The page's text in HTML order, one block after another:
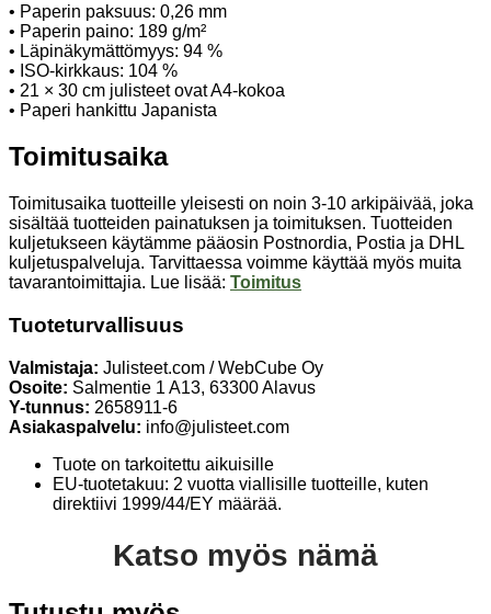
• Paperin paksuus: 0,26 mm
• Paperin paino: 189 g/m²
• Läpinäkymättömyys: 94 %
• ISO-kirkkaus: 104 %
• 21 × 30 cm julisteet ovat A4-kokoa
• Paperi hankittu Japanista
Toimitusaika
Toimitusaika tuotteille yleisesti on noin 3-10 arkipäivää, joka
sisältää tuotteiden painatuksen ja toimituksen. Tuotteiden
kuljetukseen käytämme pääosin Postnordia, Postia ja DHL
kuljetuspalveluja. Tarvittaessa voimme käyttää myös muita
tavarantoimittajia. Lue lisää: Toimitus
Tuoteturvallisuus
Valmistaja: Julisteet.com / WebCube Oy
Osoite: Salmentie 1 A13, 63300 Alavus
Y-tunnus: 2658911-6
Asiakaspalvelu: info@julisteet.com
Tuote on tarkoitettu aikuisille
EU-tuotetakuu: 2 vuotta viallisille tuotteille, kuten
direktiivi 1999/44/EY määrää.
Katso myös nämä